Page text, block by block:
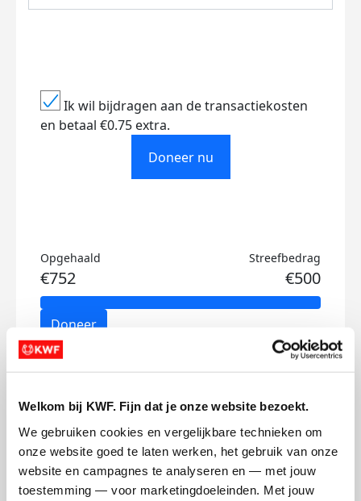
Welkom bij KWF. Fijn dat je onze website bezoekt.
We gebruiken cookies en vergelijkbare technieken om
onze website goed te laten werken, het gebruik van onze
website en campagnes te analyseren en — met jouw
toestemming — voor marketingdoeleinden. Met jouw
Ik wil bijdragen aan de transactiekosten
en betaal €0.75 extra.
Doneer nu
Opgehaald
€752
Streefbedrag
€500
Doneer
Jan's badges